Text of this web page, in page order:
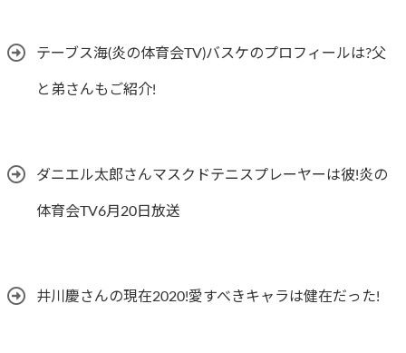
テーブス海(炎の体育会TV)バスケのプロフィールは?父
と弟さんもご紹介!
ダニエル太郎さんマスクドテニスプレーヤーは彼!炎の
体育会TV6月20日放送
井川慶さんの現在2020!愛すべきキャラは健在だった!